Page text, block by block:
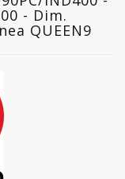
- Dim.
QUEEN9